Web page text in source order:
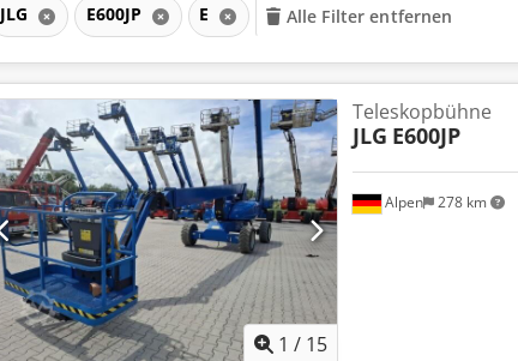
JLG E600JP E Alle Filter entfernen
1 / 15
Alpen 278 km
Teleskopbühne
JLG E600JP